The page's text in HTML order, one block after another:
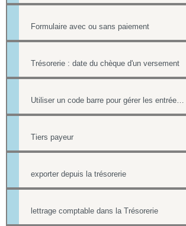
Formulaire avec ou sans paiement
Trésorerie : date du chèque d'un versement
Utiliser un code barre pour gérer les entrées à ses événements
Tiers payeur
exporter depuis la trésorerie
lettrage comptable dans la Trésorerie